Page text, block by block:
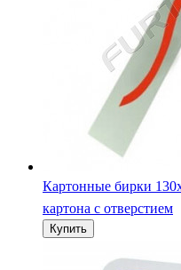
Картонные бирки
картона с отверстием